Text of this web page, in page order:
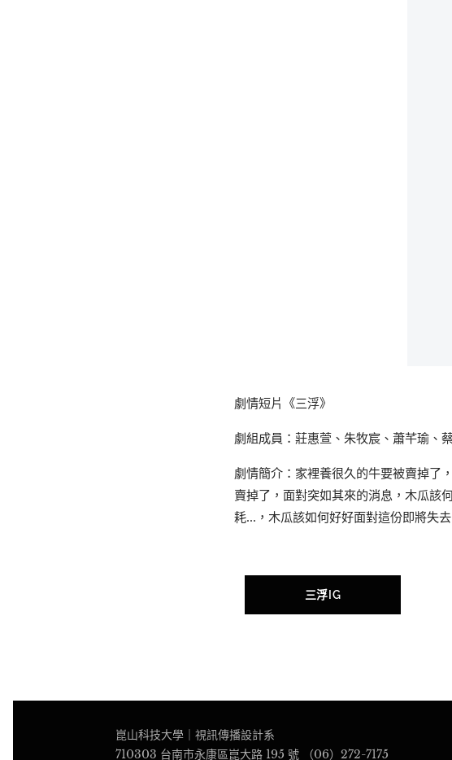
劇情短片《三浮》
劇組成員：莊惠萱、朱牧宸、蕭芊瑜、
劇情簡介：家裡養很久的牛要被賣掉了
賣掉了，面對突如其來的消息，木瓜該
耗...，木瓜該如何好好面對這份即將失去
三浮IG
崑山科技大學｜視訊傳播設計系
710303 台南市永康區崑大路 195 號 （06）272-7175